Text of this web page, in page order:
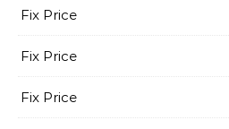
Fix Price
Fix Price
Fix Price